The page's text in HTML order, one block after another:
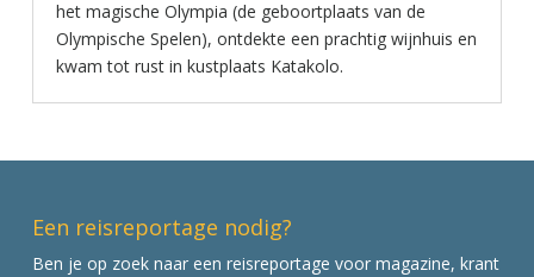
het magische Olympia (de geboortplaats van de
Olympische Spelen), ontdekte een prachtig wijnhuis en
kwam tot rust in kustplaats Katakolo.
Een reisreportage nodig?
Ben je op zoek naar een reisreportage voor magazine, krant